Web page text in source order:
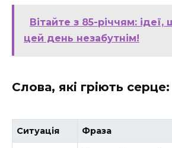
Вітайте з 85-річчям:
цей день незабутнім!
Слова, які гріють серце:
Ситуація Фраза